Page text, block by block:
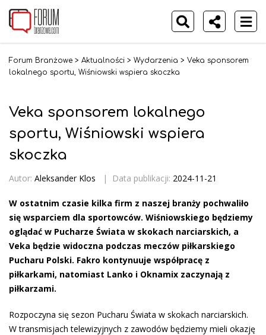
Forum Branżowe > Aktualności > Wydarzenia > Veka sponsorem
lokalnego sportu, Wiśniowski wspiera skoczka
Veka sponsorem lokalnego
sportu, Wiśniowski wspiera
skoczka
Autor: Aleksander Klos | Data publikacji: 2024-11-21
W ostatnim czasie kilka firm z naszej branży pochwaliło
się wsparciem dla sportowców. Wiśniowskiego będziemy
oglądać w Pucharze Świata w skokach narciarskich, a
Veka będzie widoczna podczas meczów piłkarskiego
Pucharu Polski. Fakro kontynuuje współpracę z
piłkarkami, natomiast Lanko i Oknamix zaczynają z
piłkarzami.
Rozpoczyna się sezon Pucharu Świata w skokach narciarskich.
W transmisjach telewizyjnych z zawodów będziemy mieli okazję